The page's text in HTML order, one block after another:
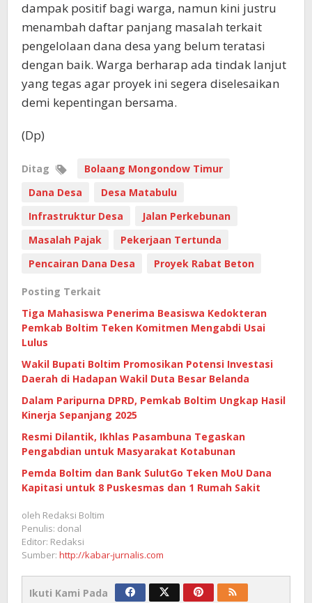
dampak positif bagi warga, namun kini justru
menambah daftar panjang masalah terkait
pengelolaan dana desa yang belum teratasi
dengan baik. Warga berharap ada tindak lanjut
yang tegas agar proyek ini segera diselesaikan
demi kepentingan bersama.
(Dp)
Ditag
Bolaang Mongondow Timur
Dana Desa
Desa Matabulu
Infrastruktur Desa
Jalan Perkebunan
Masalah Pajak
Pekerjaan Tertunda
Pencairan Dana Desa
Proyek Rabat Beton
Posting Terkait
Tiga Mahasiswa Penerima Beasiswa Kedokteran
Pemkab Boltim Teken Komitmen Mengabdi Usai
Lulus
Wakil Bupati Boltim Promosikan Potensi Investasi
Daerah di Hadapan Wakil Duta Besar Belanda
Dalam Paripurna DPRD, Pemkab Boltim Ungkap Hasil
Kinerja Sepanjang 2025
Resmi Dilantik, Ikhlas Pasambuna Tegaskan
Pengabdian untuk Masyarakat Kotabunan
Pemda Boltim dan Bank SulutGo Teken MoU Dana
Kapitasi untuk 8 Puskesmas dan 1 Rumah Sakit
oleh Redaksi Boltim
Penulis: donal
Editor: Redaksi
Sumber: http://kabar-jurnalis.com
Ikuti Kami Pada